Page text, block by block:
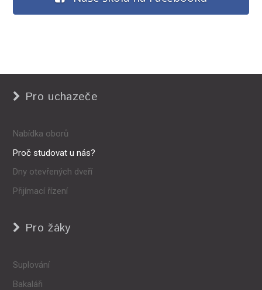
Pro uchazeče
Nabídka oborů
Proč studovat u nás?
Dny otevřených dveří
Přijímací řízení
Pro žáky
Suplování
Bakaláři